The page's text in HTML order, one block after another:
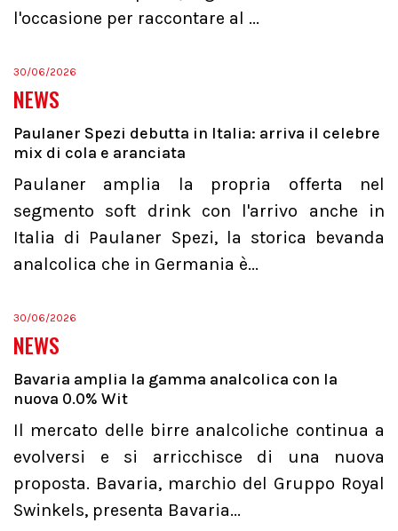
l'occasione per raccontare al ...
30/06/2026
NEWS
Paulaner Spezi debutta in Italia: arriva il celebre
mix di cola e aranciata
Paulaner amplia la propria offerta nel
segmento soft drink con l'arrivo anche in
Italia di Paulaner Spezi, la storica bevanda
analcolica che in Germania è...
30/06/2026
NEWS
Bavaria amplia la gamma analcolica con la
nuova 0.0% Wit
Il mercato delle birre analcoliche continua a
evolversi e si arricchisce di una nuova
proposta. Bavaria, marchio del Gruppo Royal
Swinkels, presenta Bavaria...